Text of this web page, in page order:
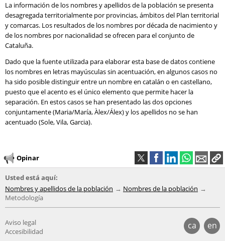
La información de los nombres y apellidos de la población se presenta
desagregada territorialmente por provincias, ámbitos del Plan territorial
y comarcas. Los resultados de los nombres por década de nacimiento y
de los nombres por nacionalidad se ofrecen para el conjunto de
Cataluña.
Dado que la fuente utilizada para elaborar esta base de datos contiene
los nombres en letras mayúsculas sin acentuación, en algunos casos no
ha sido posible distinguir entre un nombre en catalán o en castellano,
puesto que el acento es el único elemento que permite hacer la
separación. En estos casos se han presentado las dos opciones
conjuntamente (Maria/María, Àlex/Álex) y los apellidos no se han
acentuado (Sole, Vila, Garcia).
Opinar
Usted está aquí:
Nombres y apellidos de la población
Nombres de la población
Metodología
ca en
Aviso legal
Accesibilidad